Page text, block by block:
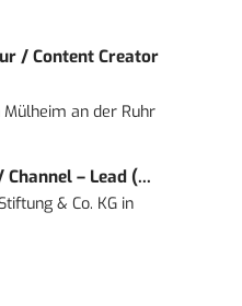
/ Content Creator
Mülheim an der Ruhr
– Lead (...
& Co. KG in